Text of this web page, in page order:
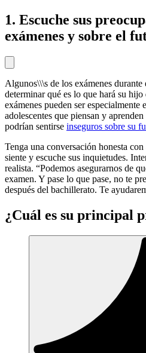
1. Escuche sus
exámenes y sobre el
Algunos\\\s de los exámenes
determinar qué es lo que hará su hijo
exámenes pueden ser especialmente
adolescentes que piensan y
podrían sentirse inseguros sobre su
Tenga una conversación honesta
siente y escuche sus inquietudes.
realista. “Podemos asegurarnos de
examen. Y pase lo que pase, no te
después del bachillerato. Te
¿Cuál es su principal